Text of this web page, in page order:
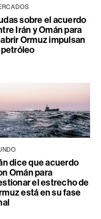
sobre el acuerdo
Irán y Omán para
Ormuz impulsan
petróleo
dice que acuerdo
Omán para
el estrecho de
está en su fase